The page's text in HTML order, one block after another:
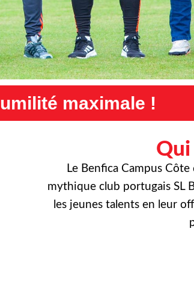
Exigence
Qui
Le Benfica Campus
mythique club portugais SL
les jeunes talents en leur